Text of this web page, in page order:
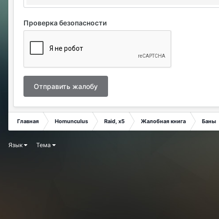
Проверка безопасности
Отправить жалобу
Главная Homunculus Raid, x5 Жалобная книга Баны
Язык Тема